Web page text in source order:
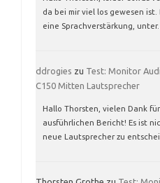
da bei mir viel los gewesen
eine Sprachverstärkung, unter…
ddrogies zu Test: Monitor
C150 Mitten Lautsprecher
Hallo Thorsten, vielen Dank
ausführlichen Bericht! Es ist
neue Lautsprecher zu